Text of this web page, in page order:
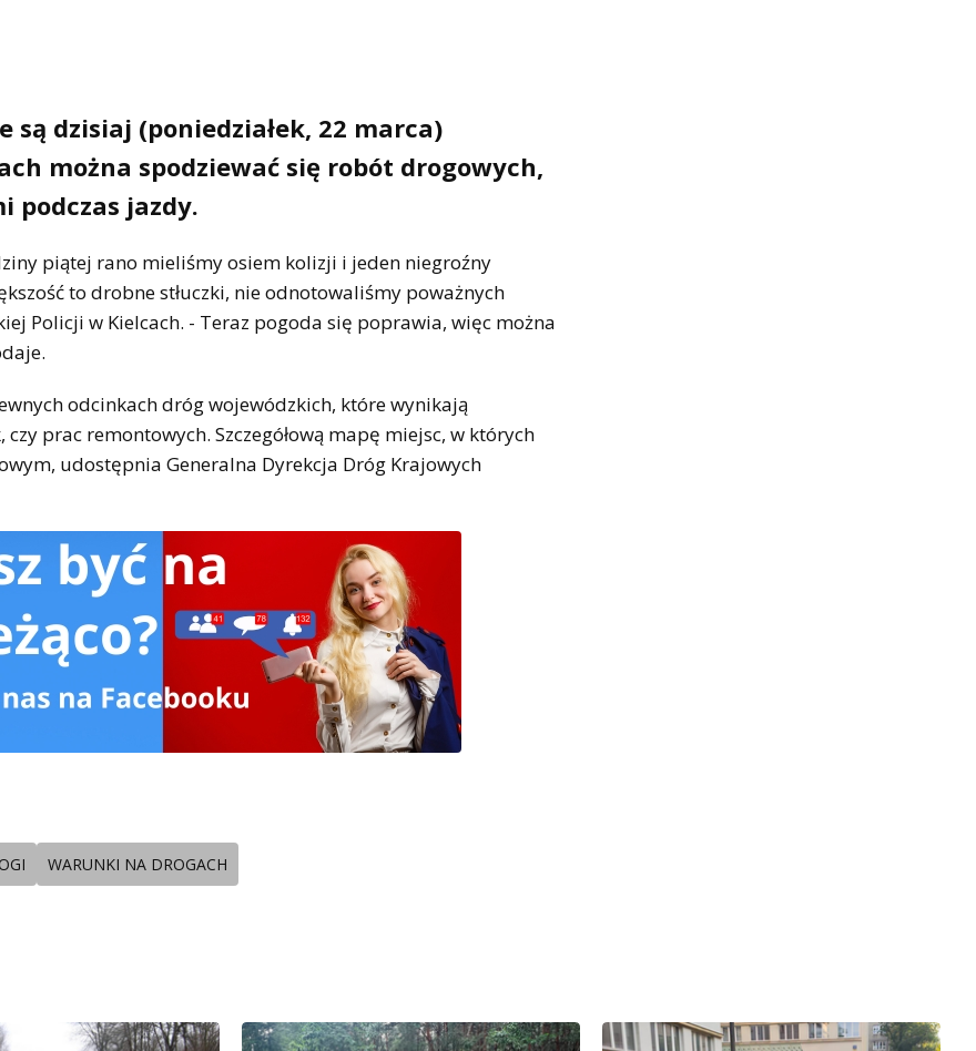
dzisiaj (poniedziałek, 22 marca)
można spodziewać się robót drogowych,
podczas jazdy.
piątej rano mieliśmy osiem kolizji i jeden niegroźny
to drobne stłuczki, nie odnotowaliśmy poważnych
Policji w Kielcach. - Teraz pogoda się poprawia, więc można
odcinkach dróg wojewódzkich, które wynikają
prac remontowych. Szczegółową mapę miejsc, w których
udostępnia Generalna Dyrekcja Dróg Krajowych
WARUNKI NA DROGACH